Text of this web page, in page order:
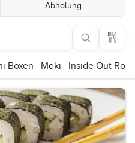
Abholung
Boxen Maki Inside Out Roll